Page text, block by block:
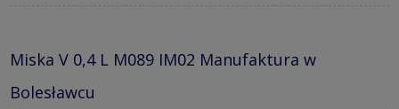
Miska V 0,4 L M089 IM02 Manufaktura w
Bolesławcu